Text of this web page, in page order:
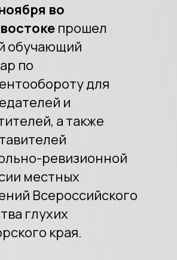
во
прошел
обучающий
по
для
и
а также
ревизионной
местных
Всероссийского
глухих
края.